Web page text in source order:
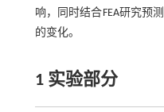
响，同时结合FEA研究预
的变化。
1 实验部分